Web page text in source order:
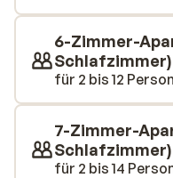
6-Zimmer-
Schlafzimmer)
für 2 bis 12
7-Zimmer-
Schlafzimmer)
für 2 bis 14